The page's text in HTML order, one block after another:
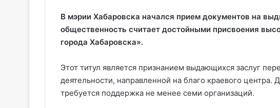
В мэрии Хабаровска начался прием документов на
общественность считает достойными присвоения
города Хабаровска».
Этот титул является признанием выдающихся заслуг
деятельности, направленной на благо краевого центра.
требуется поддержка не менее семи организаций.